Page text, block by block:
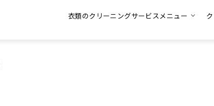
衣類のクリーニングサービスメニュー